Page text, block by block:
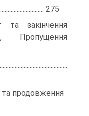
275
та закінчення
Пропущення
та продовження